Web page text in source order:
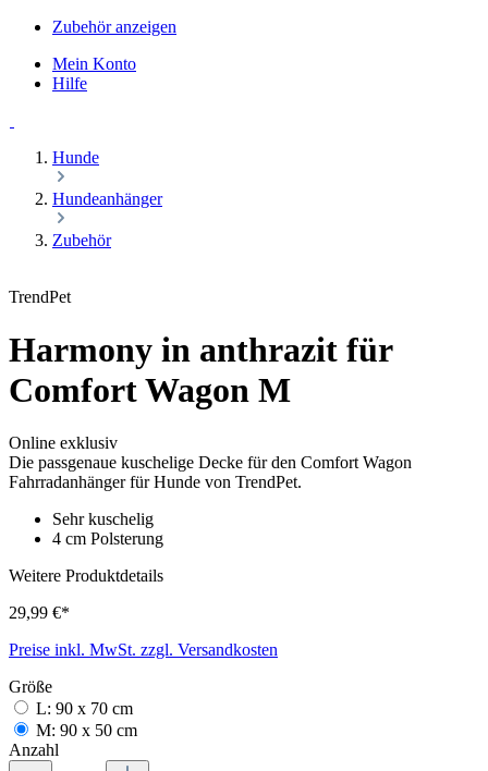
Zubehör anzeigen
Mein Konto
Hilfe
Hunde
Hundeanhänger
Zubehör
TrendPet
Harmony in anthrazit für
Comfort Wagon M
Online exklusiv
Die passgenaue kuschelige Decke für den Comfort Wagon
Fahrradanhänger für Hunde von TrendPet.
Sehr kuschelig
4 cm Polsterung
Weitere Produktdetails
29,99 €*
Preise inkl. MwSt. zzgl. Versandkosten
Größe
L: 90 x 70 cm
M: 90 x 50 cm
Anzahl